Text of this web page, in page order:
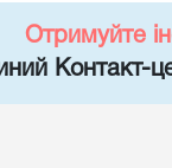
Отримуйте
Контакт-